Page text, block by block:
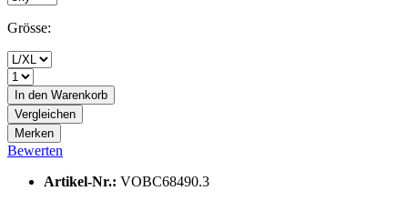
Grösse:
In den Warenkorb
Vergleichen
Merken
Bewerten
Artikel-Nr.: VOBC68490.3